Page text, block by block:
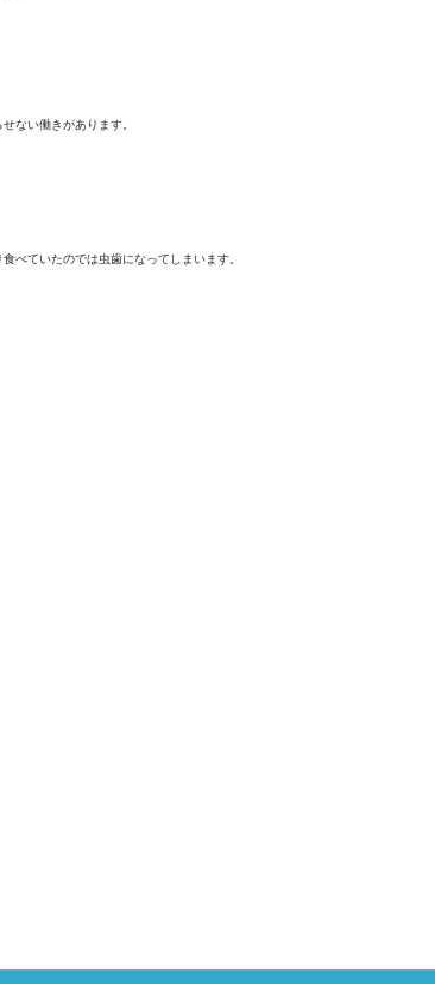
ない働きがあります。
べていたのでは虫歯になってしまいます。